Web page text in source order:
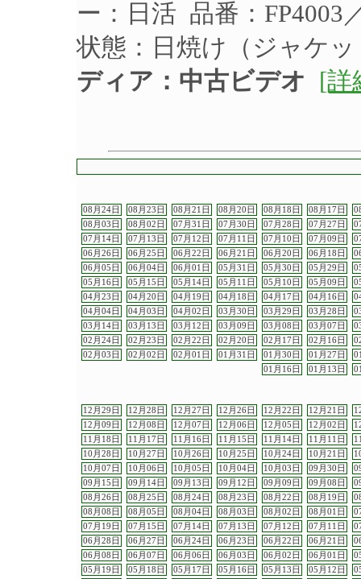
ー：日活 品番：
状態：日焼け（ジャケ
ディア：中古ビデオ [詳
08月24日 08月23日 08月21日 08月20日 08月18日 08月17日
08月03日
08月02日 07月31日 07月30日 07月28日 07月27日
07月14日
07月13日 07月12日 07月11日 07月10日 07月09日
06月26日
06月25日 06月22日 06月21日 06月20日 06月18日
06月05日
06月04日 06月01日 05月31日 05月30日 05月29日
05月16日
05月15日 05月14日 05月11日 05月10日 05月09日
04月23日
04月20日 04月19日 04月18日 04月17日 04月16日
04月04日
04月03日 04月02日 03月30日 03月29日 03月28日
03月14日
03月13日 03月12日 03月09日 03月08日 03月07日
02月24日
02月23日 02月22日 02月20日 02月17日 02月16日
02月03日
02月02日 02月01日 01月31日 01月30日 01月27日
01月16日
01月13日
12月29日 12月28日 12月27日 12月26日 12月22日 12月21日
12月09日
12月08日 12月07日 12月06日 12月05日 12月02日
11月18日
11月17日 11月16日 11月15日 11月14日 11月11日
10月28日
10月27日 10月26日 10月25日 10月24日 10月21日
10月07日
10月06日 10月05日 10月04日 10月03日 09月30日
09月15日
09月14日 09月13日 09月12日 09月09日 09月08日
08月26日
08月25日 08月24日 08月23日 08月22日 08月19日
08月08日
08月05日 08月04日 08月03日 08月02日 08月01日
07月19日
07月15日 07月14日 07月13日 07月12日 07月11日
06月28日
06月27日 06月24日 06月23日 06月22日 06月21日
06月08日
06月07日 06月06日 06月03日 06月02日 06月01日
05月19日
05月18日 05月17日 05月16日 05月13日 05月12日